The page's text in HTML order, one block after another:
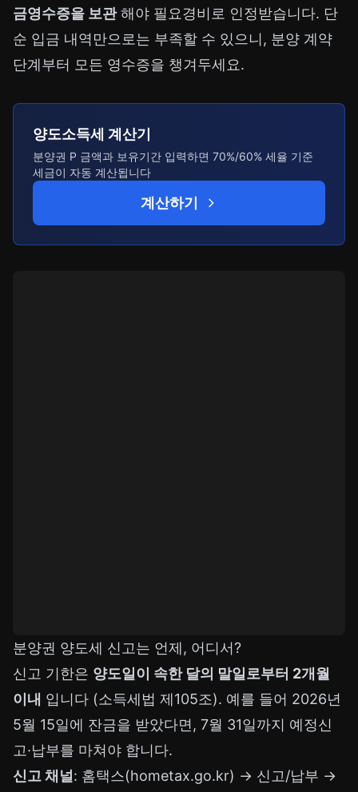
금영수증을 보관해야 필요경비로 인정받습니다. 단
순 입금 내역만으로는 부족할 수 있으니, 분양 계약
단계부터 모든 영수증을 챙겨두세요.
양도소득세 계산기
분양권 P 금액과 보유기간 입력하면 70%/60% 세율 기준
세금이 자동 계산됩니다
계산하기
분양권 양도세 신고는 언제, 어디서?
신고 기한은 양도일이 속한 달의 말일로부터 2개월
이내 입니다 (소득세법 제105조). 예를 들어 2026년
5월 15일에 잔금을 받았다면, 7월 31일까지 예정신
고·납부를 마쳐야 합니다.
신고 채널: 홈택스(hometax.go.kr) → 신고/납부 →